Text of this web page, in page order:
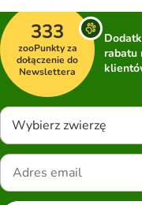
333
zooPunkty za
dołączenie do
Newslettera
rabatu
Wybierz zwierzę